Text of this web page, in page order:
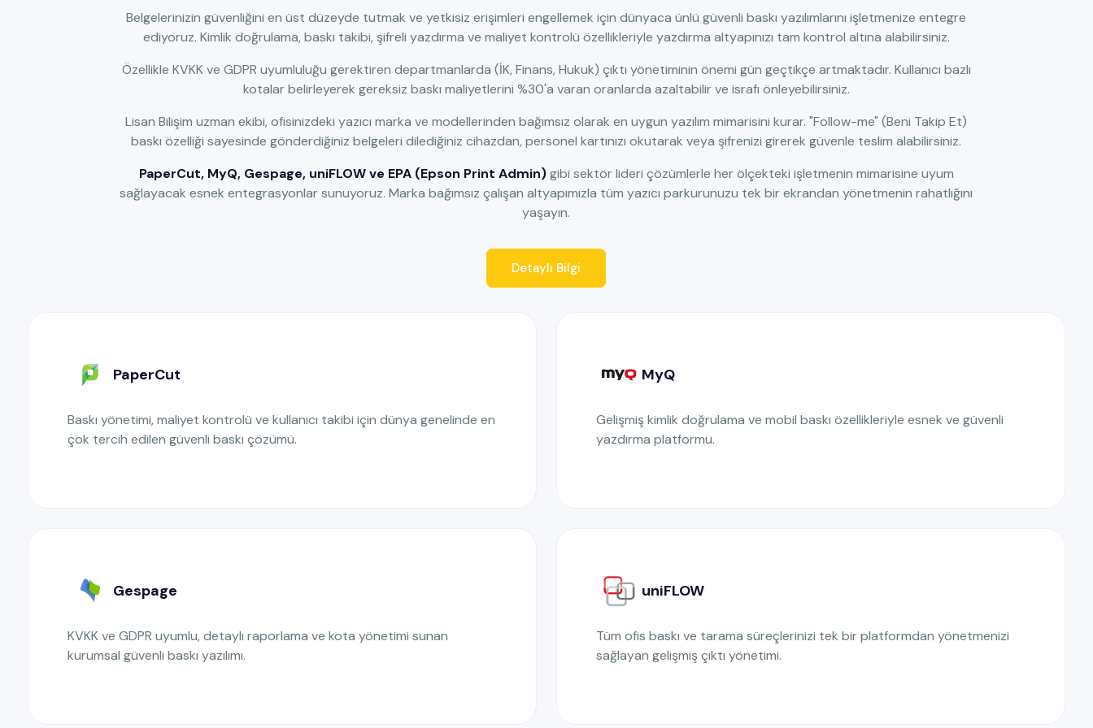
Belgelerinizin güvenliğini en üst düzeyde tutmak ve yetkisiz erişimleri engellemek için dünyaca ünlü güvenli baskı yazılımlarını işletmenize entegre
ediyoruz. Kimlik doğrulama, baskı takibi, şifreli yazdırma ve maliyet kontrolü özellikleriyle yazdırma altyapınızı tam kontrol altına alabilirsiniz.
Özellikle KVKK ve GDPR uyumluluğu gerektiren departmanlarda (İK, Finans, Hukuk) çıktı yönetiminin önemi gün geçtikçe artmaktadır. Kullanıcı bazlı
kotalar belirleyerek gereksiz baskı maliyetlerini %30'a varan oranlarda azaltabilir ve israfı önleyebilirsiniz.
Lisan Bilişim uzman ekibi, ofisinizdeki yazıcı marka ve modellerinden bağımsız olarak en uygun yazılım mimarisini kurar. "Follow-me" (Beni Takip Et)
baskı özelliği sayesinde gönderdiğiniz belgeleri dilediğiniz cihazdan, personel kartınızı okutarak veya şifrenizi girerek güvenle teslim alabilirsiniz.
PaperCut, MyQ, Gespage, uniFLOW ve EPA (Epson Print Admin)gibi sektör lideri çözümlerle her ölçekteki işletmenin mimarisine uyum
sağlayacak esnek entegrasyonlar sunuyoruz. Marka bağımsız çalışan altyapımızla tüm yazıcı parkurunuzu tek bir ekrandan yönetmenin rahatlığını
yaşayın.
Detaylı Bilgi
PaperCut
Baskı yönetimi, maliyet kontrolü ve kullanıcı takibi için dünya genelinde en
çok tercih edilen güvenli baskı çözümü.
MyQ
Gelişmiş kimlik doğrulama ve mobil baskı özellikleriyle esnek ve güvenli
yazdırma platformu.
Gespage
KVKK ve GDPR uyumlu, detaylı raporlama ve kota yönetimi sunan
kurumsal güvenli baskı yazılımı.
uniFLOW
Tüm ofis baskı ve tarama süreçlerinizi tek bir platformdan yönetmenizi
sağlayan gelişmiş çıktı yönetimi.